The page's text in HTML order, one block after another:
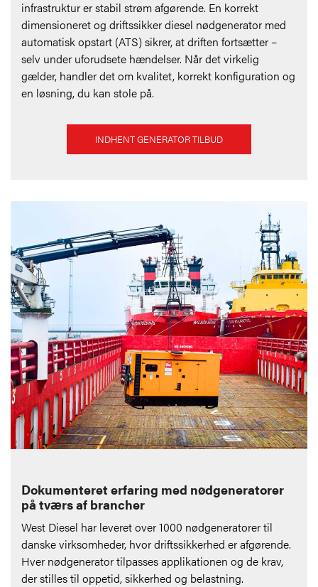
infrastruktur er stabil strøm afgørende. En korrekt
dimensioneret og driftssikker diesel nødgenerator med
automatisk opstart (ATS) sikrer, at driften fortsætter –
selv under uforudsete hændelser. Når det virkelig
gælder, handler det om kvalitet, korrekt konfiguration og
en løsning, du kan stole på.
INDHENT GENERATOR TILBUD
Dokumenteret erfaring med nødgeneratorer
på tværs af brancher
West Diesel har leveret over 1000 nødgeneratorer til
danske virksomheder, hvor driftssikkerhed er afgørende.
Hver nødgenerator tilpasses applikationen og de krav,
der stilles til oppetid, sikkerhed og belastning.